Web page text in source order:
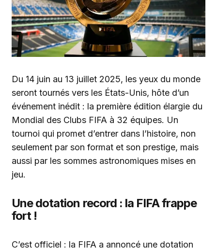
Du 14 juin au 13 juillet 2025, les yeux du monde
seront tournés vers les États-Unis, hôte d’un
événement inédit : la première édition élargie du
Mondial des Clubs FIFA à 32 équipes. Un
tournoi qui promet d’entrer dans l’histoire, non
seulement par son format et son prestige, mais
aussi par les sommes astronomiques mises en
jeu.
Une dotation record : la FIFA frappe
fort !
C’est officiel : la FIFA a annoncé une dotation